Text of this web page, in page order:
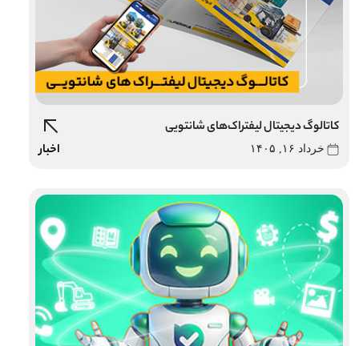
کاتالوگ دیجیتال لیفتراک‌های شانتویی
خرداد ۱۶, ۱۴۰۵ اخبار